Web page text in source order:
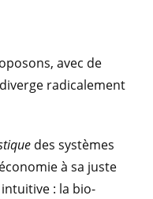
avec de
radicalement
des systèmes
à sa juste
: la bio-